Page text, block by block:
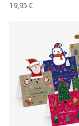
19,95 €